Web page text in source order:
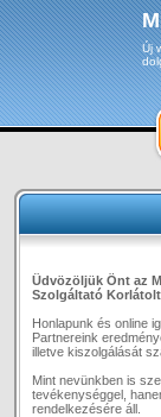
Új
Üdvözöljük Önt az
Szolgáltató
Honlapunk és online
Partnereink
illetve kiszolgálását
Mint nevünkben is
tevékenységgel,
rendelkezésére áll.